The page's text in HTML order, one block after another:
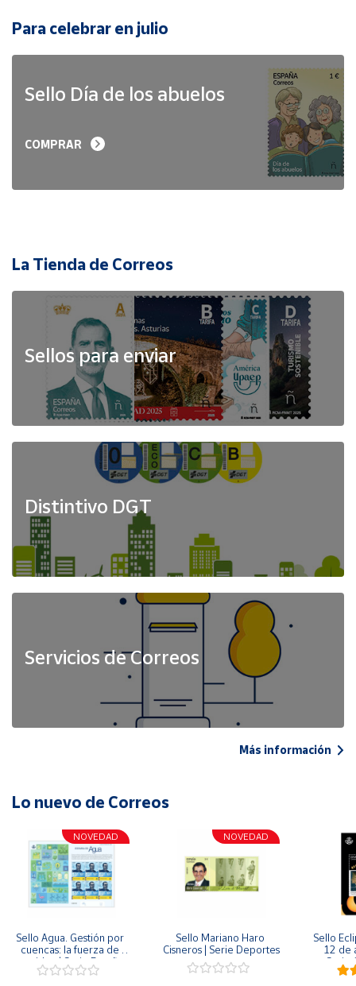
Para celebrar en julio
Sello Día de los abuelos
COMPRAR
La Tienda de Correos
Sellos para enviar
Distintivo DGT
Servicios de Correos
Más información
Lo nuevo de Correos
NOVEDAD
Sello Agua. Gestión por
cuencas: la fuerza de
una idea.| Serie España
ES| Pliego Premium
NOVEDAD
Sello Mariano Haro
Cisneros | Serie Deportes
Sello
12 de
Serie